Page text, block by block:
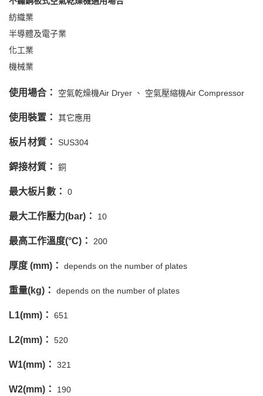
紡織業
半導體及電子業
化工業
機械業
使用場合： 空氣乾燥機Air Dryer 空氣壓縮機Air Compressor
使用裝置： 其它應用
板片材質： SUS304
銲接材質： 銅
最大板片數： 0
最大工作壓力(bar)： 10
最高工作溫度(°C)： 200
厚度 (mm)： depends on the number of plates
重量(kg)： depends on the number of plates
L1(mm)： 651
L2(mm)： 520
W1(mm)： 321
W2(mm)： 190